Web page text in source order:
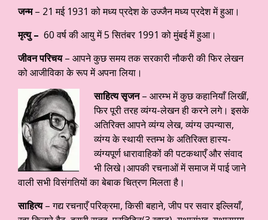
जन्म– 21 मई 1931 को मध्य प्रदेश के उज्जैन मध्य प्रदेश में हुआ।
मृत्यु – 60 वर्ष की आयु में 5 सितंबर 1991 को मुंबई में हुआ।
जीवन परिचय– आपने कुछ समय तक सरकारी नौकरी की फिर लेखन
को आजीविका के रूप में अपना लिया।
साहित्य सृजन– आरम्भ में कुछ कहानियाँ लिखीं,
फिर पूरी तरह व्यंग्य-लेखन ही करने लगे। इसके
अतिरिक्त आपने व्यंग्य लेख, व्यंग्य उपन्यास,
व्यंग्य के स्थायी स्तम्भ के अतिरिक्त हास्य-
व्यंग्यपूर्ण धारावाहिकों की पटकथाएँ और संवाद
भी लिखे।आपकी रचनाओं में समाज में पाई जाने
वाली सभी विसंगतियों का बेबाक चित्रण मिलता है।
साहित्य– गद्य रचनाएँ परिक्रमा, किसी बहाने, जीप पर सवार इल्लियाँ,